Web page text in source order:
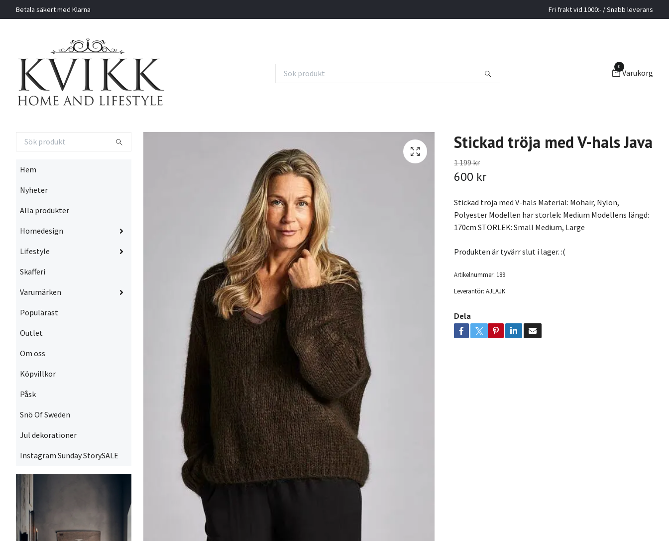
Betala säkert med Klarna Fri frakt vid 1000:- / Snabb leverans
0
Varukorg
Hem
Nyheter
Alla produkter
Homedesign
Lifestyle
Skafferi
Varumärken
Populärast
Outlet
Om oss
Köpvillkor
Påsk
Snö Of Sweden
Jul dekorationer
Instagram Sunday StorySALE
Stickad tröja med V-hals Java
1 199 kr
600 kr
Stickad tröja med V-hals Material: Mohair, Nylon,
Polyester Modellen har storlek: Medium Modellens längd:
170cm STORLEK: Small Medium, Large
Produkten är tyvärr slut i lager. :(
Artikelnummer: 189
Leverantör: AJLAJK
Dela